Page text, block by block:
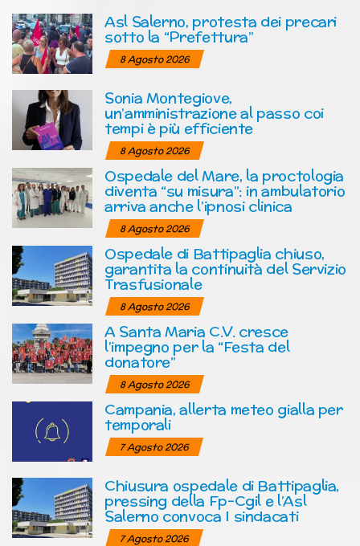
Asl Salerno, protesta dei precari
sotto la “Prefettura”
8 Agosto 2026
Sonia Montegiove,
un’amministrazione al passo coi
tempi è più efficiente
8 Agosto 2026
Ospedale del Mare, la proctologia
diventa “su misura”: in ambulatorio
arriva anche l’ipnosi clinica
8 Agosto 2026
Ospedale di Battipaglia chiuso,
garantita la continuità del Servizio
Trasfusionale
8 Agosto 2026
A Santa Maria C.V. cresce
l’impegno per la “Festa del
donatore”
8 Agosto 2026
Campania, allerta meteo gialla per
temporali
7 Agosto 2026
Chiusura ospedale di Battipaglia,
pressing della Fp-Cgil e l’Asl
Salerno convoca I sindacati
7 Agosto 2026